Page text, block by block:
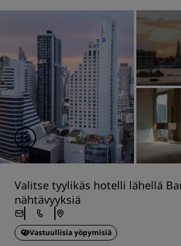
Valitse tyylikäs hotelli lähellä
nähtävyyksiä
Vastuullisia yöpymisiä